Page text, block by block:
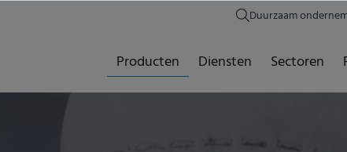
Duurzaam
Producten Diensten Sectoren